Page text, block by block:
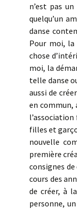
n’est pas
quelqu’un
danse
Pour moi, la
chose
moi, la
telle danse
aussi de
en commun,
l’association
filles et
nouvelle
première
consignes
cours des
de créer, à
personne,